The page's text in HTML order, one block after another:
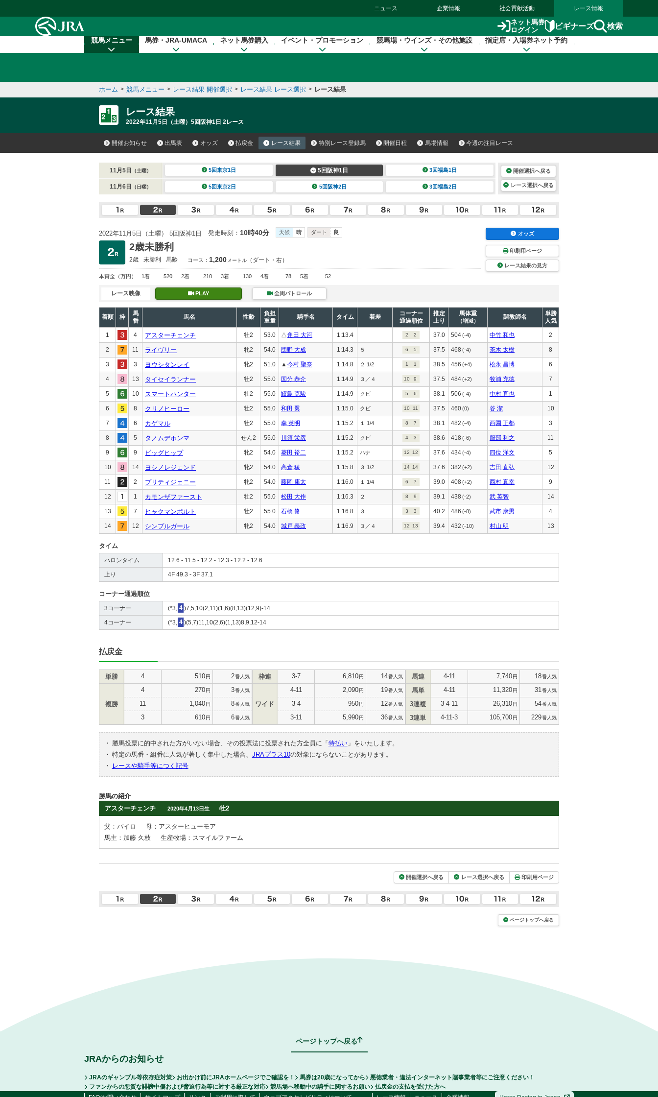
ニュース 企業情報 社会貢献活動 レース情報
ネット馬券
ログイン
ビギナーズ 検索
競馬メニュー 馬券・JRA-UMACA ネット馬券購入 イベント・プロモーション 競馬場・ウインズ・その他施設 指定席・入場券ネット予約
ホーム > 競馬メニュー > レース結果 開催選択 > レース結果 レース選択 > レース結果
レース結果
2022年11月5日（土曜）5回阪神1日 2レース
開催お知らせ 出馬表 オッズ 払戻金 レース結果 特別レース登録馬 開催日程 馬場情報 今週の注目レース
11月5日 （土曜） 5回東京1日 5回阪神1日 3回福島1日
11月6日 （日曜） 5回東京2日 5回阪神2日 3回福島2日
開催選択へ戻る
レース選択へ戻る
2022年11月5日（土曜） 5回阪神1日 発走時刻： 10時40分 天候 晴 ダート 良
2歳未勝利
2歳 未勝利 馬齢 コース： 1,200 メートル （ダート・右）
本賞金 （万円） 1着 520 2着 210 3着 130 4着 78 5着 52
オッズ
印刷用ページ
レース結果の見方
レース映像 PLAY 全周パトロール
着順 枠
馬
番
馬名 性齢
負担
重量
騎手名 タイム 着差
コーナー
通過順位
推定
上り
馬体重
（増減）
調教師名
単勝
人気
1 4 アスターチェンチ 牡2 53.0 △角田 大河 1:13.4 2 2 37.0 504(-4) 中竹 和也 2
2 11 ライヴリー 牝2 54.0 団野 大成 1:14.3 ５ 6 5 37.5 468 (-4) 茶木 太樹 8
3 3 ヨウシタンレイ 牝2 51.0 ▲ 今村 聖奈 1:14.8 ２ 1/2 1 1 38.5 456 (+4) 松永 昌博 6
4 13 タイセイランナー 牡2 55.0 国分 恭介 1:14.9 ３／４ 10 9 37.5 484(+2) 牧浦 充徳 7
5 10 スマートハンター 牡2 55.0 鮫島 克駿 1:14.9 クビ 5 6 38.1 506 (-4) 中村 直也 1
6 8 クリノヒーロー 牡2 55.0 和田 翼 1:15.0 クビ 10 11 37.5 460(0) 谷 潔 10
7 6 カゲマル 牡2 55.0 幸 英明 1:15.2 １ 1/4 8 7 38.1 482 (-4) 西園 正都 3
8 5 タノムデホンマ せん2 55.0 川須 栄彦 1:15.2 クビ 4 3 38.6 418 (-6) 服部 利之 11
9 9 ビッグヒップ 牝2 54.0 菱田 裕二 1:15.2 ハナ 12 12 37.6 434(-4) 四位 洋文 5
10 14 ヨシノレジェンド 牝2 54.0 高倉 稜 1:15.8 ３ 1/2 14 14 37.6 382 (+2) 吉田 直弘 12
11 2 プリティジェニー 牝2 54.0 藤岡 康太 1:16.0 １ 1/4 6 7 39.0 408(+2) 西村 真幸 9
12 1 カモンザファースト 牡2 55.0 松田 大作 1:16.3 ２ 8 9 39.1 438 (-2) 武 英智 14
13 7 ヒャクマンボルト 牡2 55.0 石橋 脩 1:16.8 ３ 3 3 40.2 486 (-8) 武市 康男 4
14 12 シンプルガール 牝2 54.0 城戸 義政 1:16.9 ３／４ 12 13 39.4 432 (-10) 村山 明 13
タイム
ハロンタイム 12.6 - 11.5 - 12.2 - 12.3 - 12.2 - 12.6
上り 4F 49.3 - 3F 37.1
コーナー通過順位
3コーナー (*3, 4 )7,5,10(2,11)(1,6)(8,13)(12,9)-14
4コーナー (*3, 4 )(5,7)11,10(2,6)(1,13)8,9,12-14
払戻金
単勝 4 510円 2番人気
複勝
4 270円 3番人気
11 1,040円 8番人気
3 610円 6番人気
枠連 3-7 6,810円 14番人気
ワイド
4-11 2,090円 19番人気
3-4 950円 12番人気
3-11 5,990円 36番人気
馬連 4-11 7,740円 18番人気
馬単 4-11 11,320円 31 番人気
3連複 3-4-11 26,310円 54番人気
3連単 4-11-3 105,700円 229番人気
・ 勝馬投票に的中された方がいない場合、その投票法に投票された方全員に「 特払い」をいたします。
・ 特定の馬番・組番に人気が著しく集中した場合、 JRAプラス10の対象にならないことがあります。
・
レースや騎手等につく記号
勝馬の紹介
アスターチェンチ
2020年4月13日生 牡2
父：パイロ
母：アスターヒューモア
馬主：加藤 久枝
生産牧場：スマイルファーム
開催選択へ戻る レース選択へ戻る 印刷用ページ
ページトップへ戻る
ページトップへ戻る
JRAからのお知らせ
JRAのギャンブル等依存症対策 お出かけ前にJRAホームページでご確認を！ 馬券は20歳になってから
悪徳業者・違法インターネット賭事業者等にご注意ください！
ファンからの悪質な誹謗中傷および脅迫行為等に対する厳正な対応
競馬場へ移動中の騎手に関するお願い
払戻金の支払を受けた方へ